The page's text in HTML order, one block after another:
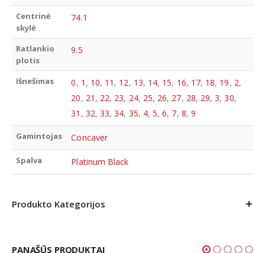
Centrinė
skylė
74.1
Ratlankio
plotis
9.5
Išnešimas 0, 1 , 10, 11 , 12, 13, 14, 15, 16, 17, 18, 19, 2,
20, 21 , 22, 23, 24, 25, 26, 27, 28, 29,3,30,
31 , 32, 33,34, 35, 4,5,6, 7, 8, 9
Gamintojas Concaver
Spalva Platinum Black
Produkto Kategorijos
PANAŠŪS PRODUKTAI